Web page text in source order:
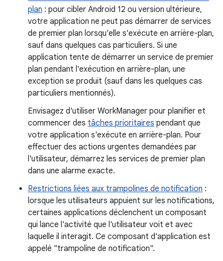
plan : pour cibler Android 12 ou version ultérieure,
votre application ne peut pas démarrer de services
de premier plan lorsqu'elle s'exécute en arrière-plan,
sauf dans quelques cas particuliers. Si une
application tente de démarrer un service de premier
plan pendant l'exécution en arrière-plan, une
exception se produit (sauf dans les quelques cas
particuliers mentionnés).
Envisagez d'utiliser WorkManager pour planifier et
commencer des tâches prioritaires pendant que
votre application s'exécute en arrière-plan. Pour
effectuer des actions urgentes demandées par
l'utilisateur, démarrez les services de premier plan
dans une alarme exacte.
Restrictions liées aux trampolines de notification :
lorsque les utilisateurs appuient sur les notifications,
certaines applications déclenchent un composant
qui lance l'activité que l'utilisateur voit et avec
laquelle il interagit. Ce composant d'application est
appelé "trampoline de notification".